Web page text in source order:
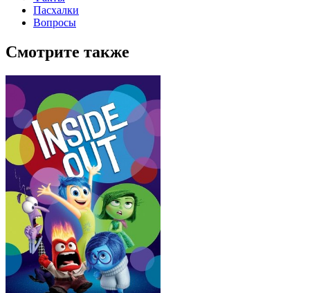
Пасхалки
Вопросы
Смотрите также